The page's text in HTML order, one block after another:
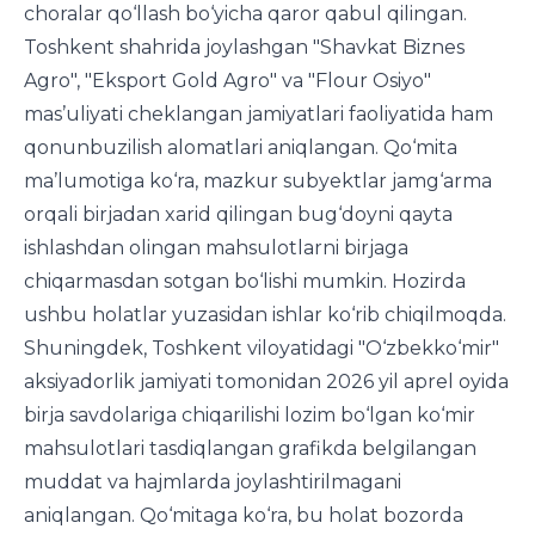
choralar qo‘llash bo‘yicha qaror qabul qilingan.
Toshkent shahrida joylashgan "Shavkat Biznes
Agro", "Eksport Gold Agro" va "Flour Osiyo"
mas’uliyati cheklangan jamiyatlari faoliyatida ham
qonunbuzilish alomatlari aniqlangan. Qo‘mita
ma’lumotiga ko‘ra, mazkur subyektlar jamg‘arma
orqali birjadan xarid qilingan bug‘doyni qayta
ishlashdan olingan mahsulotlarni birjaga
chiqarmasdan sotgan bo‘lishi mumkin. Hozirda
ushbu holatlar yuzasidan ishlar ko‘rib chiqilmoqda.
Shuningdek, Toshkent viloyatidagi "O‘zbekko‘mir"
aksiyadorlik jamiyati tomonidan 2026 yil aprel oyida
birja savdolariga chiqarilishi lozim bo‘lgan ko‘mir
mahsulotlari tasdiqlangan grafikda belgilangan
muddat va hajmlarda joylashtirilmagani
aniqlangan. Qo‘mitaga ko‘ra, bu holat bozorda